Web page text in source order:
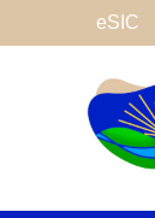
eSIC